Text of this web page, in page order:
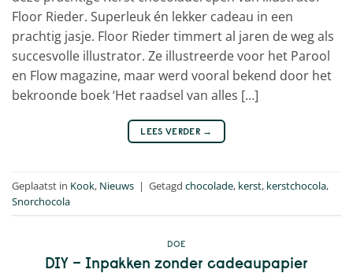
Floor Rieder. Superleuk én lekker cadeau in een
prachtig jasje. Floor Rieder timmert al jaren de weg als
succesvolle illustrator. Ze illustreerde voor het Parool
en Flow magazine, maar werd vooral bekend door het
bekroonde boek ‘Het raadsel van alles […]
LEES VERDER →
Geplaatst in Kook, Nieuws | Getagd chocolade, kerst, kerstchocola,
Snorchocola
DOE
DIY – Inpakken zonder cadeaupapier